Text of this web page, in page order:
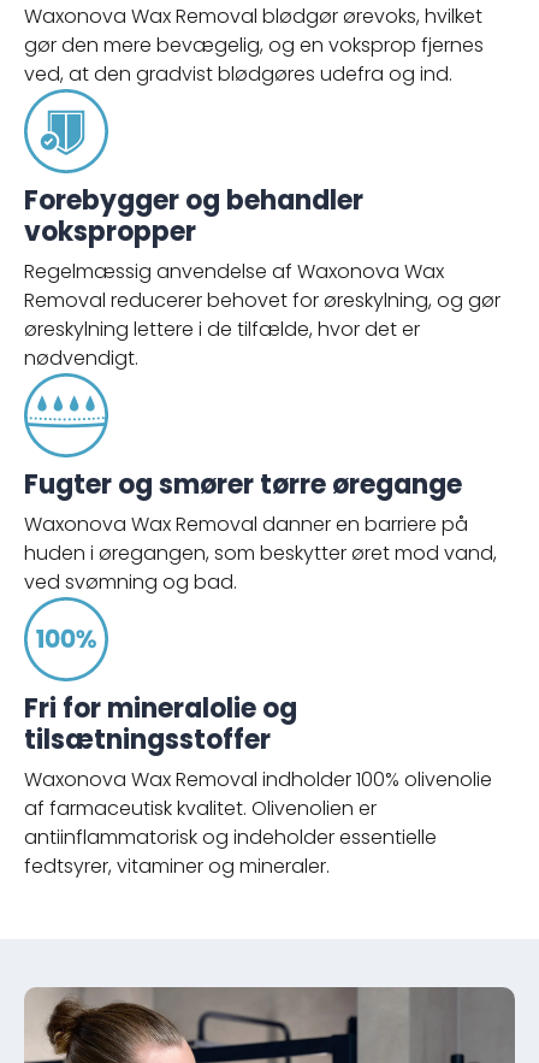
Waxonova Wax Removal blødgør ørevoks, hvilket
gør den mere bevægelig, og en voksprop fjernes
ved, at den gradvist blødgøres udefra og ind.
Forebygger og behandler
vokspropper
Regelmæssig anvendelse af Waxonova Wax
Removal reducerer behovet for øreskylning, og gør
øreskylning lettere i de tilfælde, hvor det er
nødvendigt.
Fugter og smører tørre øregange
Waxonova Wax Removal danner en barriere på
huden i øregangen, som beskytter øret mod vand,
ved svømning og bad.
Fri for mineralolie og
tilsætningsstoffer
Waxonova Wax Removal indholder 100% olivenolie
af farmaceutisk kvalitet. Olivenolien er
antiinflammatorisk og indeholder essentielle
fedtsyrer, vitaminer og mineraler.